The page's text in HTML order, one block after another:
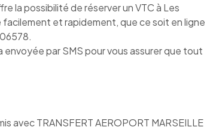
la possibilité de réserver un VTC à Les
et rapidement, que ce soit en ligne
par SMS pour vous assurer que tout
avec TRANSFERT AEROPORT MARSEILLE